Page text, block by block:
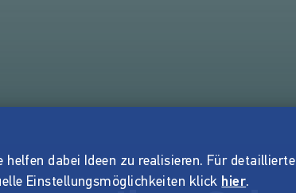
dabei Ideen zu realisieren. Für detaillierte
Einstellungsmöglichkeiten klick hier.